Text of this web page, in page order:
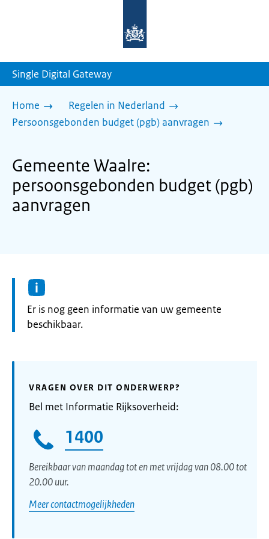
homepage
Single Digital Gateway
Home
Regelen in Nederland
Persoonsgebonden budget (pgb) aanvragen
Gemeente Waalre:
persoonsgebonden budget (pgb)
aanvragen
Informatie:
Er is nog geen informatie van uw gemeente
beschikbaar.
VRAGEN OVER DIT ONDERWERP?
Bel met Informatie Rijksoverheid:
1400
Bereikbaar van maandag tot en met vrijdag van 08.00 tot
20.00 uur.
Meer contactmogelijkheden